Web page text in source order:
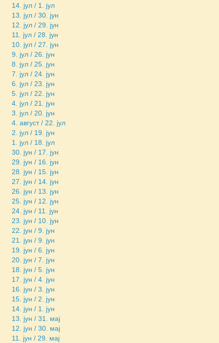
14. јул / 1. јул
13. јул / 30. јун
12. јул / 29. јун
11. јул / 28. јун
10. јул / 27. јун
9. јул / 26. јун
8. јул / 25. јун
7. јул / 24. јун
6. јул / 23. јун
5. јул / 22. јун
4. јул / 21. јун
3. јул / 20. јун
4. август / 22. јул
2. јул / 19. јун
1. јул / 18. јул
30. јун / 17. јун
29. јун / 16. јун
28. јун / 15. јун
27. јун / 14. јун
26. јун / 13. јун
25. јун / 12. јун
24. јун / 11. јун
23. јун / 10. јун
22. јун / 9. јун
21. јун / 9. јун
19. јун / 6. јун
20. јун / 7. јун
18. јун / 5. јун
17. јун / 4. јун
16. јун / 3. јун
15. јун / 2. јун
14. јун / 1. јун
13. јун / 31. мај
12. јун / 30. мај
11. јун / 29. мај